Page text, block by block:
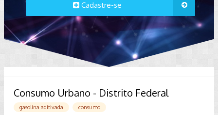
Cadastre-se
Consumo Urbano - Distrito Federal
gasolina aditivada consumo